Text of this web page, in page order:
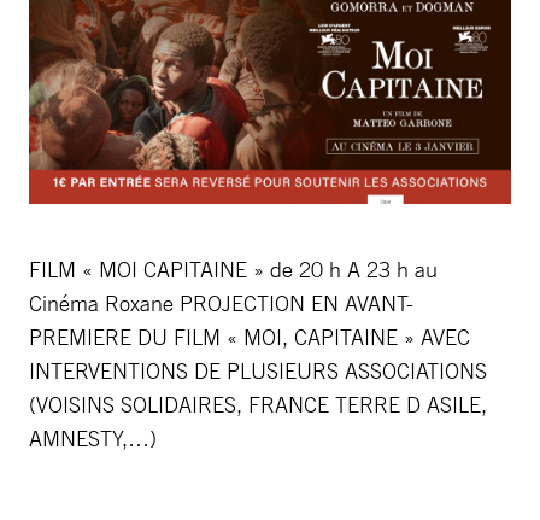
FILM « MOI CAPITAINE » de 20 h A 23 h au
Cinéma Roxane PROJECTION EN AVANT-
PREMIERE DU FILM « MOI, CAPITAINE » AVEC
INTERVENTIONS DE PLUSIEURS ASSOCIATIONS
(VOISINS SOLIDAIRES, FRANCE TERRE D ASILE,
AMNESTY,…)